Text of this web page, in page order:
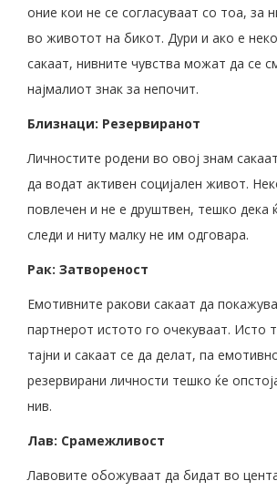
оние кои не се согласуваат со тоа, за
во животот на бикот. Дури и ако е
сакаат, нивните чувства можат да се
најмалиот знак за непочит.
Близнаци: Резервиранот
Личностите родени во овој знам
да водат активен социјален живот.
повлечен и не е друштвен, тешко дека
следи и ниту малку не им одговара.
Рак: Затвореност
Емотивните ракови сакаат да
партнерот истото го очекуваат. Исто
тајни и сакаат се да делат, па
резервирани личности тешко ќе
нив.
Лав: Срамежливост
Лавовите обожуваат да бидат во